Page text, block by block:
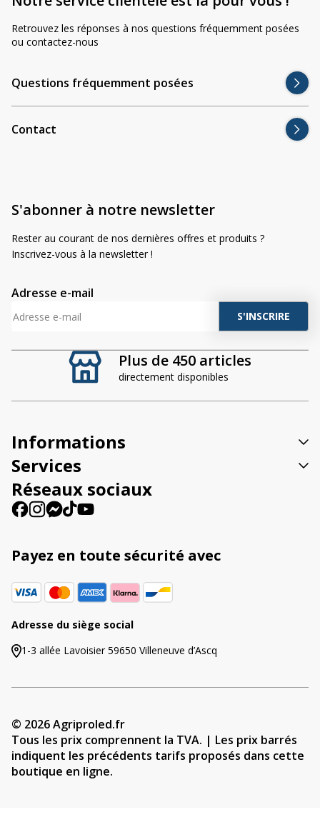
Plus de 450 articles
directement disponibles
Retrouvez les réponses à nos questions fréquemment posées
ou contactez-nous
Questions fréquemment posées
Contact
S'abonner à notre newsletter
Rester au courant de nos dernières offres et produits ?
Inscrivez-vous à la newsletter !
Adresse e-mail
A
t
i
v
e
:
Informations
Services
Réseaux sociaux
Payez en toute sécurité avec
Adresse du siège social
1-3 allée Lavoisier 59650 Villeneuve d’Ascq
© 2026 Agriproled.fr
Tous les prix comprennent la TVA. | Les prix barrés
indiquent les précédents tarifs proposés dans cette
boutique en ligne.